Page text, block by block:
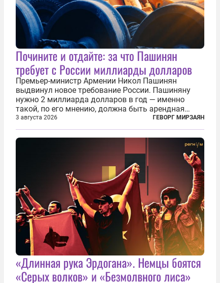
Почините и отдайте: за что Пашинян
требует с России миллиарды долларов
Премьер-министр Армении Никол Пашинян
выдвинул новое требование России. Пашиняну
нужно 2 миллиарда долларов в год — именно
такой, по его мнению, должна быть арендная
плата за армянскую железную дорогу, которая
сейчас находится под управлением ЗАО «Южно-
Кавказская железная дорога» (ЮКЖД...
3 августа 2026 ГЕВОРГ МИРЗАЯН
«Длинная рука Эрдогана». Немцы боятся
«Серых волков» и «Безмолвного лиса»